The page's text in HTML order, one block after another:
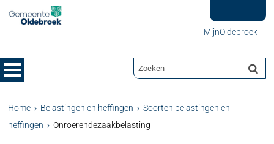
MijnOldebroek
Home Belastingen en heffingen
Soorten belastingen en
heffingen
Onroerendezaakbelasting